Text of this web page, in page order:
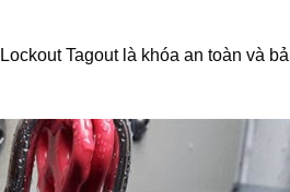
Tagout là khóa an toàn và